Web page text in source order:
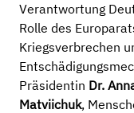
Verantwortung
Rolle des
Kriegsverbrechen
Präsidentin Dr.
Matviichuk,